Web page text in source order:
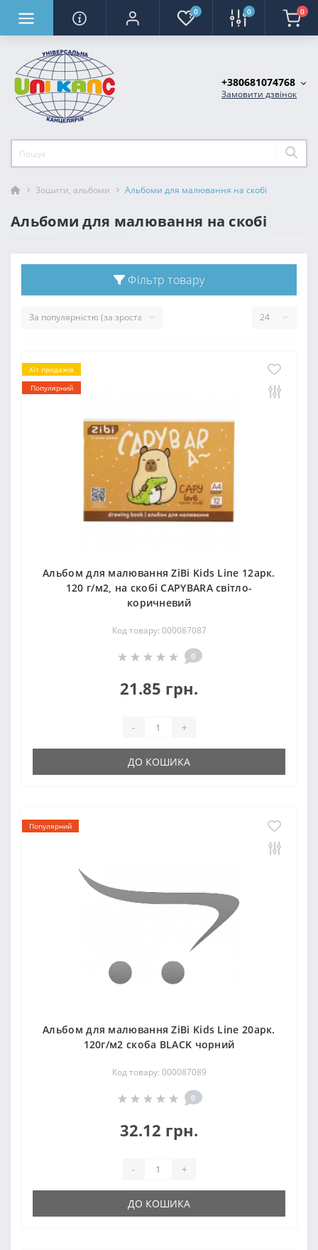
0 0 0
+380681074768
Замовити дзвінок
Зошити, альбоми Альбоми для малювання на скобі
Альбоми для малювання на скобі
Фільтр товару
Хіт продажів
Популярний
Альбом для малювання ZiBi Kids Line 12арк.
120 г/м2, на скобі CAPYBARA світло-
коричневий
Код товару: 000087087
0
21.85 грн.
- +
ДО КОШИКА
Популярний
Альбом для малювання ZiBi Kids Line 20арк.
120г/м2 скоба BLACK чорний
Код товару: 000087089
0
32.12 грн.
- +
ДО КОШИКА